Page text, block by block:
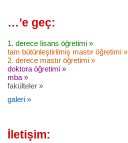
…’e geç:
1. derece lisans öğretimi »
tam bütünleştirilmiş mastır öğretimi »
2. derece mastır öğretimi »
doktora öğretimi »
mba »
fakülteler »
galeri »
İletişim: